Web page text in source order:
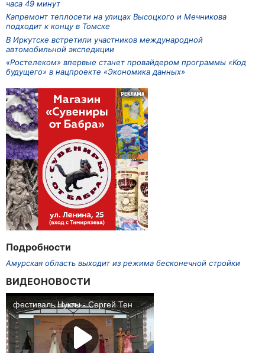
часа 49 минут
Капремонт теплосети на улицах Высоцкого и Мечникова
подходит к концу в Томске
В Иркутске встретили участников международной
автомобильной экспедиции
«Ростелеком» впервые станет провайдером программы «Код
будущего» в нацпроекте «Экономика данных»
Подробности
Амурская область выходит из режима бесконечной стройки
ВИДЕОНОВОСТИ